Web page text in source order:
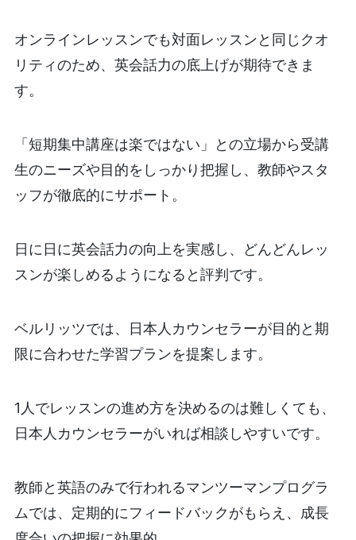
オンラインレッスンでも対面レッスンと同じクオ
リティのため、英会話力の底上げが期待できま
す。
「短期集中講座は楽ではない」との立場から受講
生のニーズや目的をしっかり把握し、教師やスタ
ッフが徹底的にサポート。
日に日に英会話力の向上を実感し、どんどんレッ
スンが楽しめるようになると評判です。
ベルリッツでは、日本人カウンセラーが目的と期
限に合わせた学習プランを提案します。
1人でレッスンの進め方を決めるのは難しくても、
日本人カウンセラーがいれば相談しやすいです。
教師と英語のみで行われるマンツーマンプログラ
ムでは、定期的にフィードバックがもらえ、成長